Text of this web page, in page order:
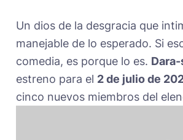
Un dios de la desgracia que
manejable de lo esperado. Si
comedia, es porque lo es.
estreno para el 2 de julio de
cinco nuevos miembros del